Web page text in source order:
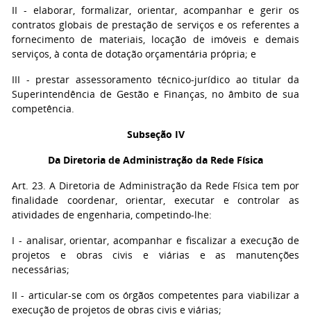
II - elaborar, formalizar, orientar, acompanhar e gerir os
contratos globais de prestação de serviços e os referentes a
fornecimento de materiais, locação de imóveis e demais
serviços, à conta de dotação orçamentária própria; e
III - prestar assessoramento técnico-jurídico ao titular da
Superintendência de Gestão e Finanças, no âmbito de sua
competência.
Subseção IV
Da Diretoria de Administração da Rede Física
Art. 23. A Diretoria de Administração da Rede Física tem por
finalidade coordenar, orientar, executar e controlar as
atividades de engenharia, competindo-lhe:
I - analisar, orientar, acompanhar e fiscalizar a execução de
projetos e obras civis e viárias e as manutenções
necessárias;
II - articular-se com os órgãos competentes para viabilizar a
execução de projetos de obras civis e viárias;